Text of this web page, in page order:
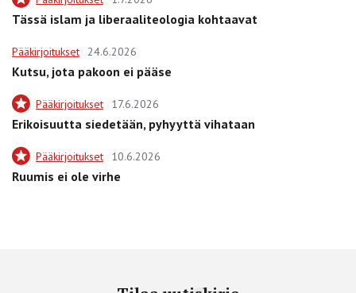
Tässä islam ja liberaaliteologia kohtaavat
Pääkirjoitukset 24.6.2026
Kutsu, jota pakoon ei pääse
Pääkirjoitukset 17.6.2026
Erikoisuutta siedetään, pyhyyttä vihataan
Pääkirjoitukset 10.6.2026
Ruumis ei ole virhe